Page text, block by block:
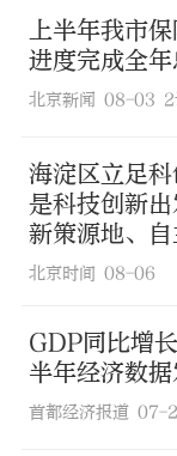
上半年我市
进度完成全
北京新闻 08-03
海淀区立足科
是科技创新
新策源地、
北京时间 08-06
GDP同比增
半年经济数
首都经济报道 07-